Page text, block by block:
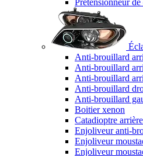
Prétensionneur
Anti-brouillard
Anti-brouillard
Anti-brouillard
Anti-brouillard
Anti-brouillard
Boitier xenon
Catadioptre
Enjoliveur anti-
Enjoliveur
Enjoliveur